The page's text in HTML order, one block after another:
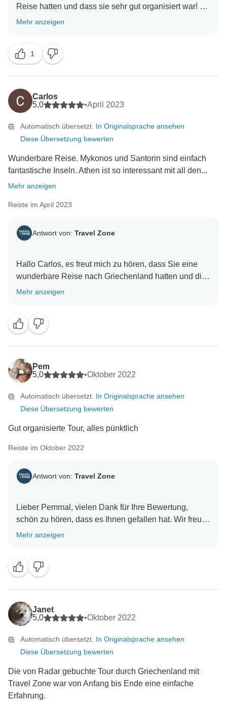
Reise hatten und dass sie sehr gut organisiert war!
Mehr anzeigen
1
Carlos
5,0
•April 2023
Automatisch übersetzt. In Originalsprache ansehen
Diese Übersetzung bewerten
Wunderbare Reise. Mykonos und Santorin sind einfach
fantastische Inseln. Athen ist so interessant mit all den...
Mehr anzeigen
Reiste im April 2023
Antwort von: Travel Zone
Hallo Carlos, es freut mich zu hören, dass Sie eine
wunderbare Reise nach Griechenland hatten und die
schönen Inseln Mykonos und Santorin sowie die
schöne Erinnerungen an Ihre Reise haben und dass
Sie mit der reichen Geschichte und Kultur
Griechenlands verbunden bleiben können. Dilimar für
Mehr anzeigen
Pem
5,0
•Oktober 2022
Automatisch übersetzt. In Originalsprache ansehen
Diese Übersetzung bewerten
Gut organisierte Tour, alles pünktlich
Reiste im Oktober 2022
Antwort von: Travel Zone
Lieber Pemmal, vielen Dank für Ihre Bewertung,
schön zu hören, dass es Ihnen gefallen hat. Wir freuen
uns darauf, Sie bald wiederzusehen und danken
Mehr anzeigen
Janet
5,0
•Oktober 2022
Automatisch übersetzt. In Originalsprache ansehen
Diese Übersetzung bewerten
Die von Radar gebuchte Tour durch Griechenland mit
Travel Zone war von Anfang bis Ende eine einfache
Erfahrung.